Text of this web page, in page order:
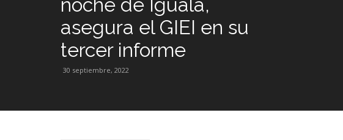
noche de Iguala,
asegura el GIEI en su
tercer informe
30 septiembre, 2022